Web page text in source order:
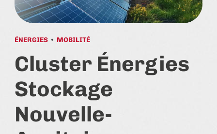
ÉNERGIES MOBILITÉ
Cluster Énergies
Stockage
Nouvelle-